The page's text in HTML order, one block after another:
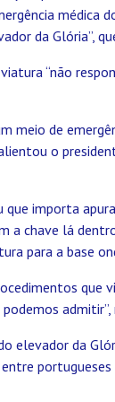
médica
da Glória”,
“não
meio de
o
importa
a chave lá
para a base
que
elevador da